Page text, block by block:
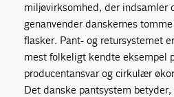
miljøvirksomhed, der indsamler
genanvender danskernes
flasker. Pant- og retursystemet
mest folkeligt kendte eksempel
producentansvar og cirkulær
Det danske pantsystem